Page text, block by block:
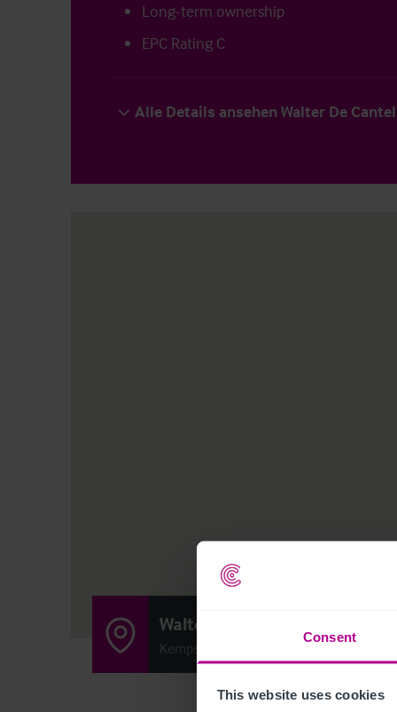
Consent
This website uses cookies
Long-term ownership
EPC Rating C
Alle Details ansehen Walter De
Walter De Cantelupe Inn
Kempsey, Nr Worcester WR5 3NA